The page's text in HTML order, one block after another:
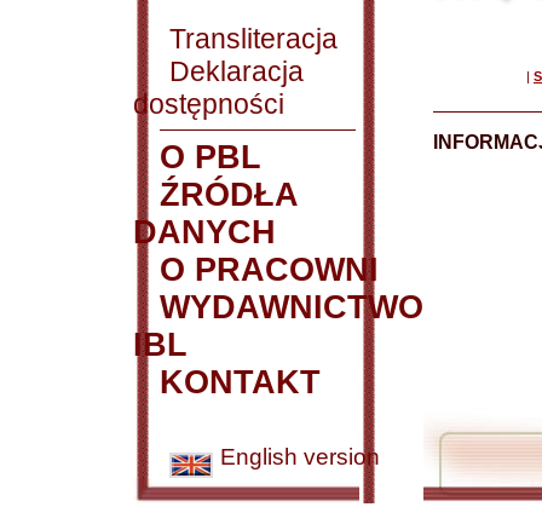
Transliteracja
Deklaracja
dostępności
O PBL
ŹRÓDŁA
DANYCH
O PRACOWNI
WYDAWNICTWO
IBL
KONTAKT
English version
|